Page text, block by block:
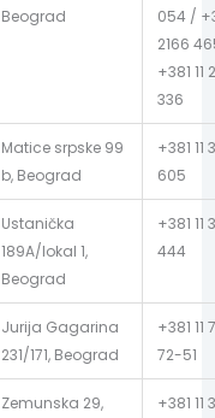
Beograd
054 /
2166
+381 11
336
Matice srpske 99
b, Beograd
+381 11
605
Ustanička
189A/lokal 1,
Beograd
+381 11
444
Jurija Gagarina
231/171, Beograd
+381 11
72-51
Zemunska 29,
+381 11